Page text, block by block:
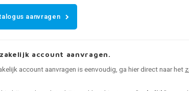
aanvragen
account aanvragen.
account aanvragen is eenvoudig, ga hier direct naar het